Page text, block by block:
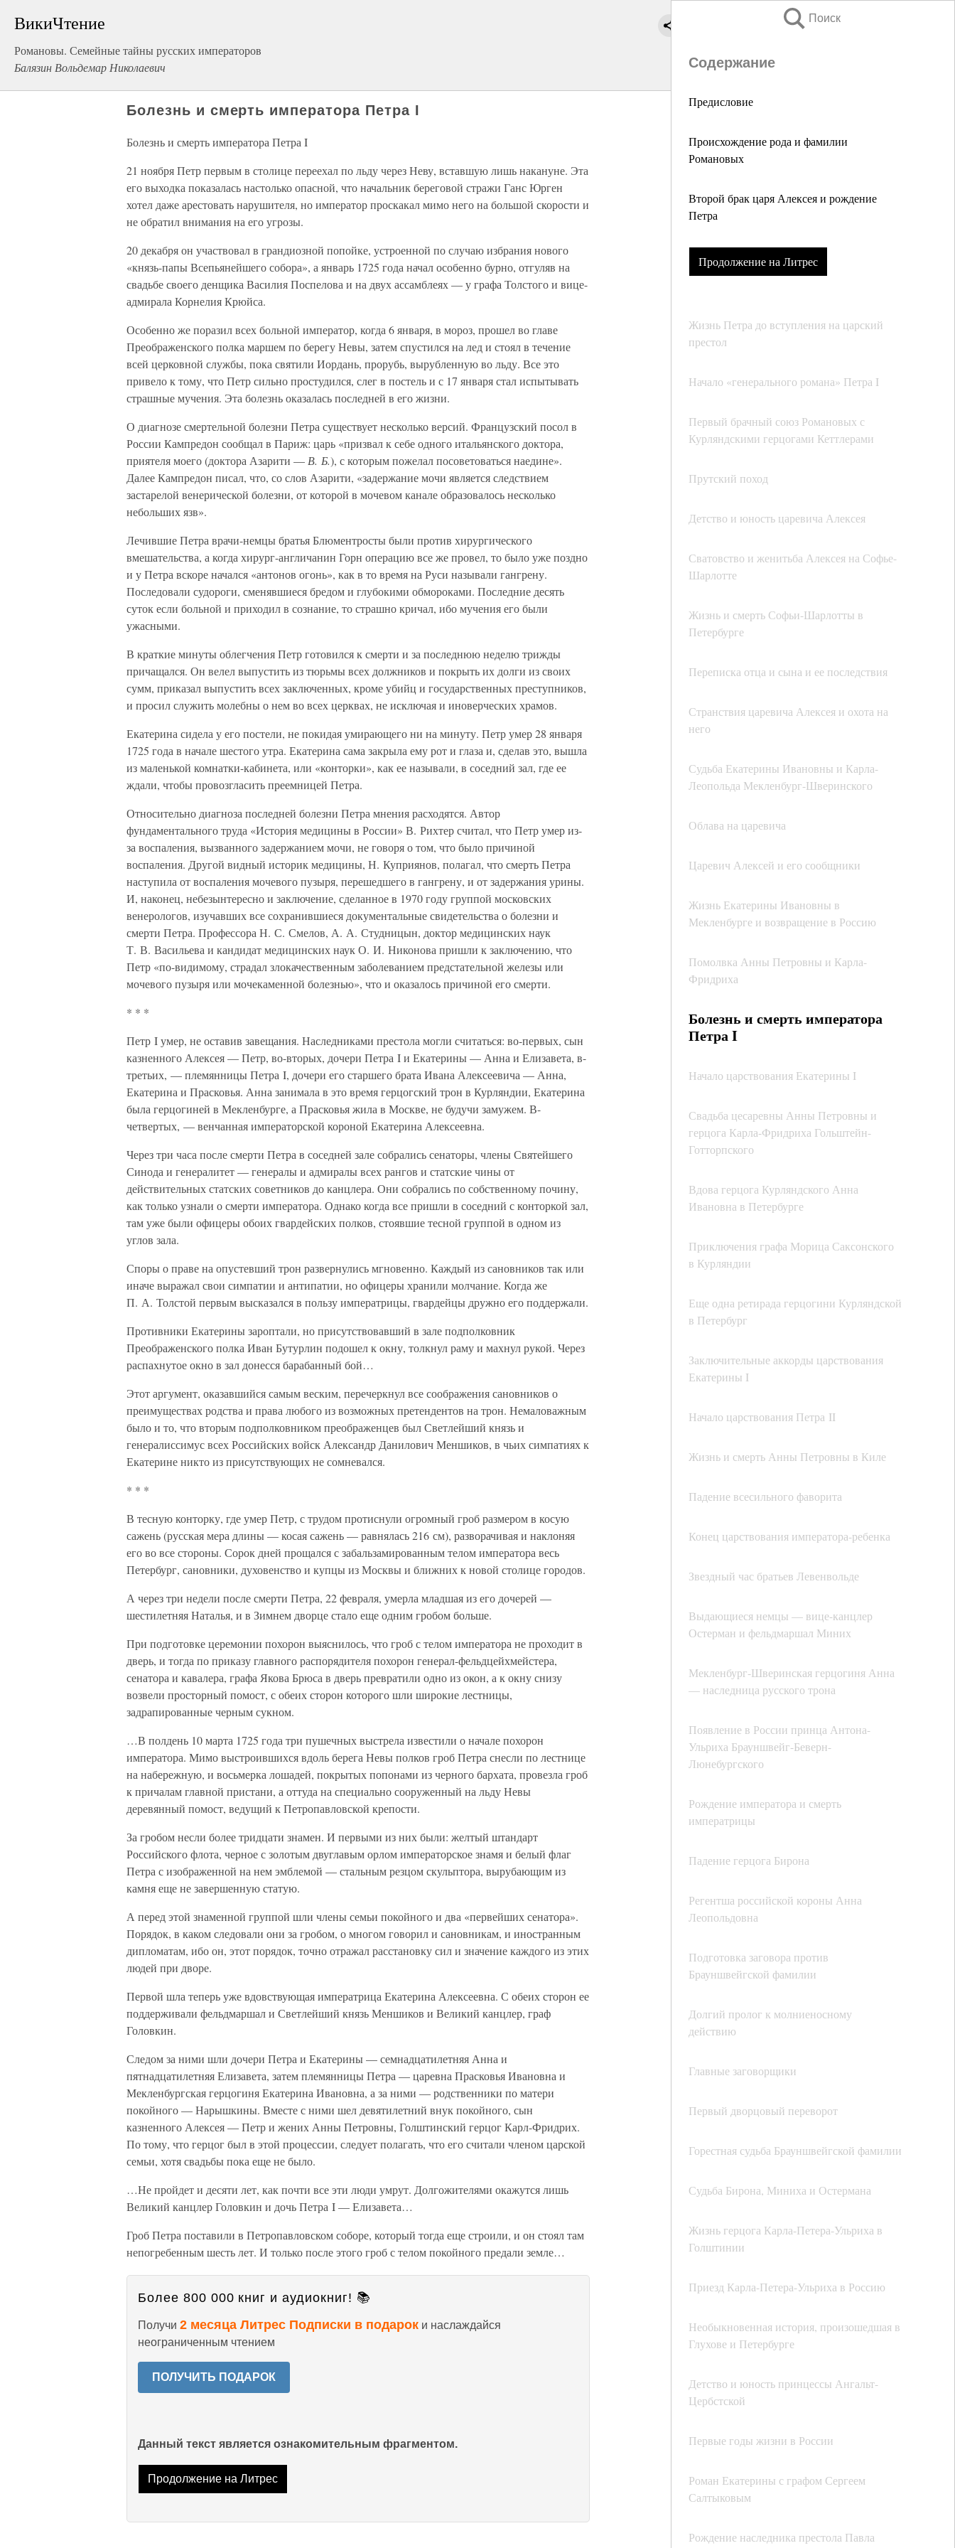
ВикиЧтение
Романовы. Семейные тайны русских императоров
Балязин Вольдемар Николаевич
Поиск
Содержание
Предисловие
Происхождение рода и фамилии
Романовых
Второй брак царя Алексея и рождение
Петра
Продолжение на Литрес
Жизнь Петра до вступления на царский
престол
Начало «генерального романа» Петра I
Первый брачный союз Романовых с
Курляндскими герцогами Кеттлерами
Прутский поход
Детство и юность царевича Алексея
Сватовство и женитьба Алексея на Софье-
Шарлотте
Жизнь и смерть Софьи-Шарлотты в
Петербурге
Переписка отца и сына и ее последствия
Странствия царевича Алексея и охота на
него
Судьба Екатерины Ивановны и Карла-
Леопольда Мекленбург-Шверинского
Облава на царевича
Царевич Алексей и его сообщники
Жизнь Екатерины Ивановны в
Мекленбурге и возвращение в Россию
Помолвка Анны Петровны и Карла-
Фридриха
Болезнь и смерть императора
Петра I
Начало царствования Екатерины I
Свадьба цесаревны Анны Петровны и
герцога Карла-Фридриха Гольштейн-
Готторпского
Вдова герцога Курляндского Анна
Ивановна в Петербурге
Приключения графа Морица Саксонского
в Курляндии
Еще одна ретирада герцогини Курляндской
в Петербург
Заключительные аккорды царствования
Екатерины I
Начало царствования Петра II
Жизнь и смерть Анны Петровны в Киле
Падение всесильного фаворита
Конец царствования императора-ребенка
Звездный час братьев Левенвольде
Выдающиеся немцы — вице-канцлер
Остерман и фельдмаршал Миних
Мекленбург-Шверинская герцогиня Анна
— наследница русского трона
Появление в России принца Антона-
Ульриха Брауншвейг-Беверн-
Люнебургского
Рождение императора и смерть
императрицы
Падение герцога Бирона
Регентша российской короны Анна
Леопольдовна
Подготовка заговора против
Брауншвейгской фамилии
Долгий пролог к молниеносному
действию
Главные заговорщики
Первый дворцовый переворот
Горестная судьба Брауншвейгской фамилии
Судьба Бирона, Миниха и Остермана
Жизнь герцога Карла-Петера-Ульриха в
Голштинии
Приезд Карла-Петера-Ульриха в Россию
Необыкновенная история, произошедшая в
Глухове и Петербурге
Детство и юность принцессы Ангальт-
Цербстской
Первые годы жизни в России
Роман Екатерины с графом Сергеем
Салтыковым
Рождение наследника престола Павла
Болезнь и смерть императора Петра I
Болезнь и смерть императора Петра I
21 ноября Петр первым в столице переехал по льду через Неву, вставшую лишь накануне. Эта
его выходка показалась настолько опасной, что начальник береговой стражи Ганс Юрген
хотел даже арестовать нарушителя, но император проскакал мимо него на большой скорости и
не обратил внимания на его угрозы.
20 декабря он участвовал в грандиозной попойке, устроенной по случаю избрания нового
«князь-папы Всепьянейшего собора», а январь 1725 года начал особенно бурно, отгуляв на
свадьбе своего денщика Василия Поспелова и на двух ассамблеях — у графа Толстого и вице-
адмирала Корнелия Крюйса.
Особенно же поразил всех больной император, когда 6 января, в мороз, прошел во главе
Преображенского полка маршем по берегу Невы, затем спустился на лед и стоял в течение
всей церковной службы, пока святили Иордань, прорубь, вырубленную во льду. Все это
привело к тому, что Петр сильно простудился, слег в постель и с 17 января стал испытывать
страшные мучения. Эта болезнь оказалась последней в его жизни.
О диагнозе смертельной болезни Петра существует несколько версий. Французский посол в
России Кампредон сообщал в Париж: царь «призвал к себе одного итальянского доктора,
приятеля моего (доктора Азарити — В. Б.), с которым пожелал посоветоваться наедине».
Далее Кампредон писал, что, со слов Азарити, «задержание мочи является следствием
застарелой венерической болезни, от которой в мочевом канале образовалось несколько
небольших язв».
Лечившие Петра врачи-немцы братья Блюментросты были против хирургического
вмешательства, а когда хирург-англичанин Горн операцию все же провел, то было уже поздно
и у Петра вскоре начался «антонов огонь», как в то время на Руси называли гангрену.
Последовали судороги, сменявшиеся бредом и глубокими обмороками. Последние десять
суток если больной и приходил в сознание, то страшно кричал, ибо мучения его были
ужасными.
В краткие минуты облегчения Петр готовился к смерти и за последнюю неделю трижды
причащался. Он велел выпустить из тюрьмы всех должников и покрыть их долги из своих
сумм, приказал выпустить всех заключенных, кроме убийц и государственных преступников,
и просил служить молебны о нем во всех церквах, не исключая и иноверческих храмов.
Екатерина сидела у его постели, не покидая умирающего ни на минуту. Петр умер 28 января
1725 года в начале шестого утра. Екатерина сама закрыла ему рот и глаза и, сделав это, вышла
из маленькой комнатки-кабинета, или «конторки», как ее называли, в соседний зал, где ее
ждали, чтобы провозгласить преемницей Петра.
Относительно диагноза последней болезни Петра мнения расходятся. Автор
фундаментального труда «История медицины в России» В. Рихтер считал, что Петр умер из-
за воспаления, вызванного задержанием мочи, не говоря о том, что было причиной
воспаления. Другой видный историк медицины, Н. Куприянов, полагал, что смерть Петра
наступила от воспаления мочевого пузыря, перешедшего в гангрену, и от задержания урины.
И, наконец, небезынтересно и заключение, сделанное в 1970 году группой московских
венерологов, изучавших все сохранившиеся документальные свидетельства о болезни и
смерти Петра. Профессора Н. С. Смелов, А. А. Студницын, доктор медицинских наук
Т. В. Васильева и кандидат медицинских наук О. И. Никонова пришли к заключению, что
Петр «по-видимому, страдал злокачественным заболеванием предстательной железы или
мочевого пузыря или мочекаменной болезнью», что и оказалось причиной его смерти.
* * *
Петр I умер, не оставив завещания. Наследниками престола могли считаться: во-первых, сын
казненного Алексея — Петр, во-вторых, дочери Петра I и Екатерины — Анна и Елизавета, в-
третьих, — племянницы Петра I, дочери его старшего брата Ивана Алексеевича — Анна,
Екатерина и Прасковья. Анна занимала в это время герцогский трон в Курляндии, Екатерина
была герцогиней в Мекленбурге, а Прасковья жила в Москве, не будучи замужем. В-
четвертых, — венчанная императорской короной Екатерина Алексеевна.
Через три часа после смерти Петра в соседней зале собрались сенаторы, члены Святейшего
Синода и генералитет — генералы и адмиралы всех рангов и статские чины от
действительных статских советников до канцлера. Они собрались по собственному почину,
как только узнали о смерти императора. Однако когда все пришли в соседний с конторкой зал,
там уже были офицеры обоих гвардейских полков, стоявшие тесной группой в одном из
углов зала.
Споры о праве на опустевший трон развернулись мгновенно. Каждый из сановников так или
иначе выражал свои симпатии и антипатии, но офицеры хранили молчание. Когда же
П. А. Толстой первым высказался в пользу императрицы, гвардейцы дружно его поддержали.
Противники Екатерины зароптали, но присутствовавший в зале подполковник
Преображенского полка Иван Бутурлин подошел к окну, толкнул раму и махнул рукой. Через
распахнутое окно в зал донесся барабанный бой…
Этот аргумент, оказавшийся самым веским, перечеркнул все соображения сановников о
преимуществах родства и права любого из возможных претендентов на трон. Немаловажным
было и то, что вторым подполковником преображенцев был Светлейший князь и
генералиссимус всех Российских войск Александр Данилович Меншиков, в чьих симпатиях к
Екатерине никто из присутствующих не сомневался.
* * *
В тесную конторку, где умер Петр, с трудом протиснули огромный гроб размером в косую
сажень (русская мера длины — косая сажень — равнялась 216 см), разворачивая и наклоняя
его во все стороны. Сорок дней прощался с забальзамированным телом императора весь
Петербург, сановники, духовенство и купцы из Москвы и ближних к новой столице городов.
А через три недели после смерти Петра, 22 февраля, умерла младшая из его дочерей —
шестилетняя Наталья, и в Зимнем дворце стало еще одним гробом больше.
При подготовке церемонии похорон выяснилось, что гроб с телом императора не проходит в
дверь, и тогда по приказу главного распорядителя похорон генерал-фельдцейхмейстера,
сенатора и кавалера, графа Якова Брюса в дверь превратили одно из окон, а к окну снизу
возвели просторный помост, с обеих сторон которого шли широкие лестницы,
задрапированные черным сукном.
…В полдень 10 марта 1725 года три пушечных выстрела известили о начале похорон
императора. Мимо выстроившихся вдоль берега Невы полков гроб Петра снесли по лестнице
на набережную, и восьмерка лошадей, покрытых попонами из черного бархата, провезла гроб
к причалам главной пристани, а оттуда на специально сооруженный на льду Невы
деревянный помост, ведущий к Петропавловской крепости.
За гробом несли более тридцати знамен. И первыми из них были: желтый штандарт
Российского флота, черное с золотым двуглавым орлом императорское знамя и белый флаг
Петра с изображенной на нем эмблемой — стальным резцом скульптора, вырубающим из
камня еще не завершенную статую.
А перед этой знаменной группой шли члены семьи покойного и два «первейших сенатора».
Порядок, в каком следовали они за гробом, о многом говорил и сановникам, и иностранным
дипломатам, ибо он, этот порядок, точно отражал расстановку сил и значение каждого из этих
людей при дворе.
Первой шла теперь уже вдовствующая императрица Екатерина Алексеевна. С обеих сторон ее
поддерживали фельдмаршал и Светлейший князь Меншиков и Великий канцлер, граф
Головкин.
Следом за ними шли дочери Петра и Екатерины — семнадцатилетняя Анна и
пятнадцатилетняя Елизавета, затем племянницы Петра — царевна Прасковья Ивановна и
Мекленбургская герцогиня Екатерина Ивановна, а за ними — родственники по матери
покойного — Нарышкины. Вместе с ними шел девятилетний внук покойного, сын
казненного Алексея — Петр и жених Анны Петровны, Голштинский герцог Карл-Фридрих.
По тому, что герцог был в этой процессии, следует полагать, что его считали членом царской
семьи, хотя свадьбы пока еще не было.
…Не пройдет и десяти лет, как почти все эти люди умрут. Долгожителями окажутся лишь
Великий канцлер Головкин и дочь Петра I — Елизавета…
Гроб Петра поставили в Петропавловском соборе, который тогда еще строили, и он стоял там
непогребенным шесть лет. И только после этого гроб с телом покойного предали земле…
Более 800 000 книг и аудиокниг! 📚
Получи 2 месяца Литрес Подписки в подарок и наслаждайся
неограниченным чтением
ПОЛУЧИТЬ ПОДАРОК
Данный текст является ознакомительным фрагментом.
Продолжение на Литрес